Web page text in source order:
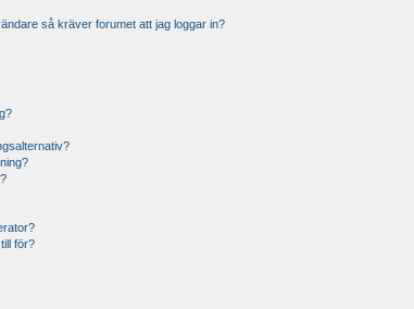
så kräver forumet att jag loggar in?
för?